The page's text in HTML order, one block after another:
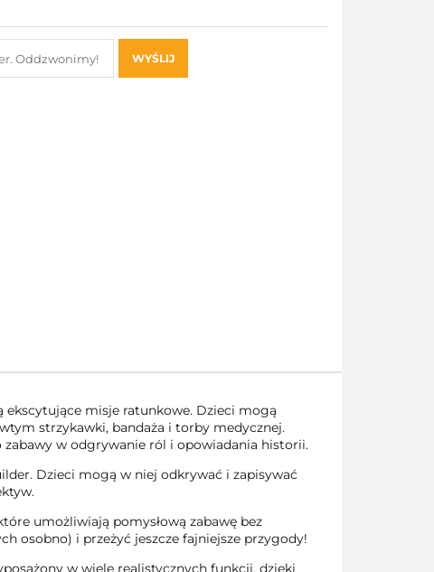
WYŚLIJ
ekscytujące misje ratunkowe. Dzieci mogą
strzykawki, bandaża i torby medycznej.
w odgrywanie ról i opowiadania historii.
Dzieci mogą w niej odkrywać i zapisywać
umożliwiają pomysłową zabawę bez
osobno) i przeżyć jeszcze fajniejsze przygody!
w wiele realistycznych funkcji, dzięki